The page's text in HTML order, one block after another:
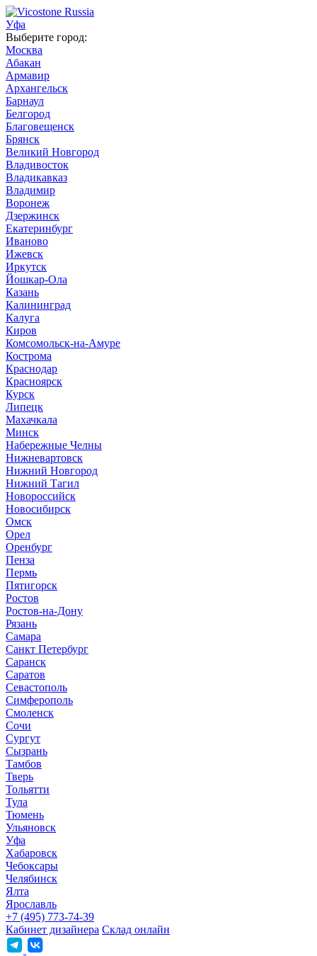
Уфа
Выберите город:
Москва
Абакан
Армавир
Архангельск
Барнаул
Белгород
Благовещенск
Брянск
Великий Новгород
Владивосток
Владикавказ
Владимир
Воронеж
Дзержинск
Екатеринбург
Иваново
Ижевск
Иркутск
Йошкар-Ола
Казань
Калининград
Калуга
Киров
Комсомольск-на-Амуре
Кострома
Краснодар
Красноярск
Курск
Липецк
Махачкала
Минск
Набережные Челны
Нижневартовск
Нижний Новгород
Нижний Тагил
Новороссийск
Новосибирск
Омск
Орел
Оренбург
Пенза
Пермь
Пятигорск
Ростов
Ростов-на-Дону
Рязань
Самара
Санкт Петербург
Саранск
Саратов
Севастополь
Симферополь
Смоленск
Сочи
Сургут
Сызрань
Тамбов
Тверь
Тольятти
Тула
Тюмень
Ульяновск
Уфа
Хабаровск
Чебоксары
Челябинск
Ялта
Ярославль
+7 (495) 773-74-39
Кабинет дизайнера Склад онлайн